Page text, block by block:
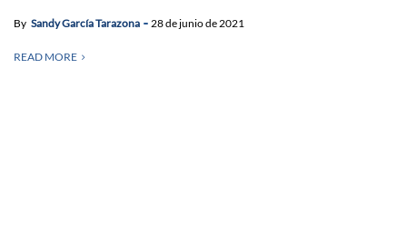
By Sandy García Tarazona 28 de junio de 2021
READ MORE